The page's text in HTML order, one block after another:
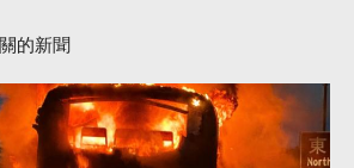
的新聞